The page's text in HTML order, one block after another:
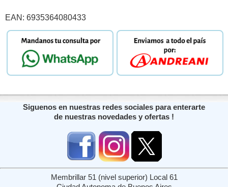
EAN: 6935364080433
Siguenos en nuestras redes sociales para enterarte
de nuestras novedades y ofertas !
Membrillar 51 (nivel superior) Local 61